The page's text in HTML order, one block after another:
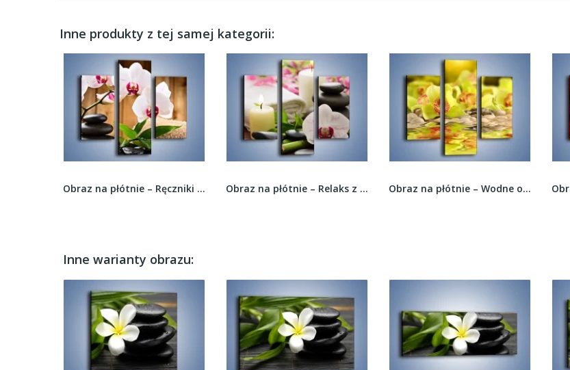
Inne produkty z tej samej kategorii:
Obraz na płótnie – Relaks z kwiatową nutą –... Obraz na płótnie – Wodne odbicie storczyków –... Obraz na płótnie – Spokój i luz zachowany w...
Inne warianty obrazu: